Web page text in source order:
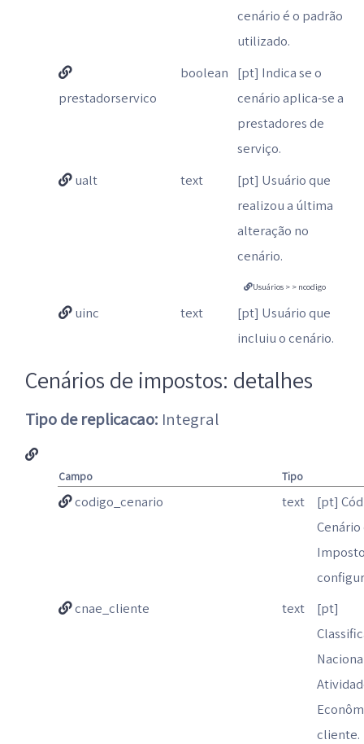
cenário é o padrão
utilizado.
prestadorservico
boolean [pt] Indica se o
cenário aplica-se a
prestadores de
serviço.
ualt
text
[pt] Usuário que
realizou a última
alteração no
cenário.
Usuários > > ncodigo
uinc text
[pt] Usuário que
incluiu o cenário.
Cenários de impostos: detalhes
Tipo de replicacao: Integral
Campo Tipo
codigo_cenario text
[pt]
Cenário
cnae_cliente
text
[pt]
cliente.